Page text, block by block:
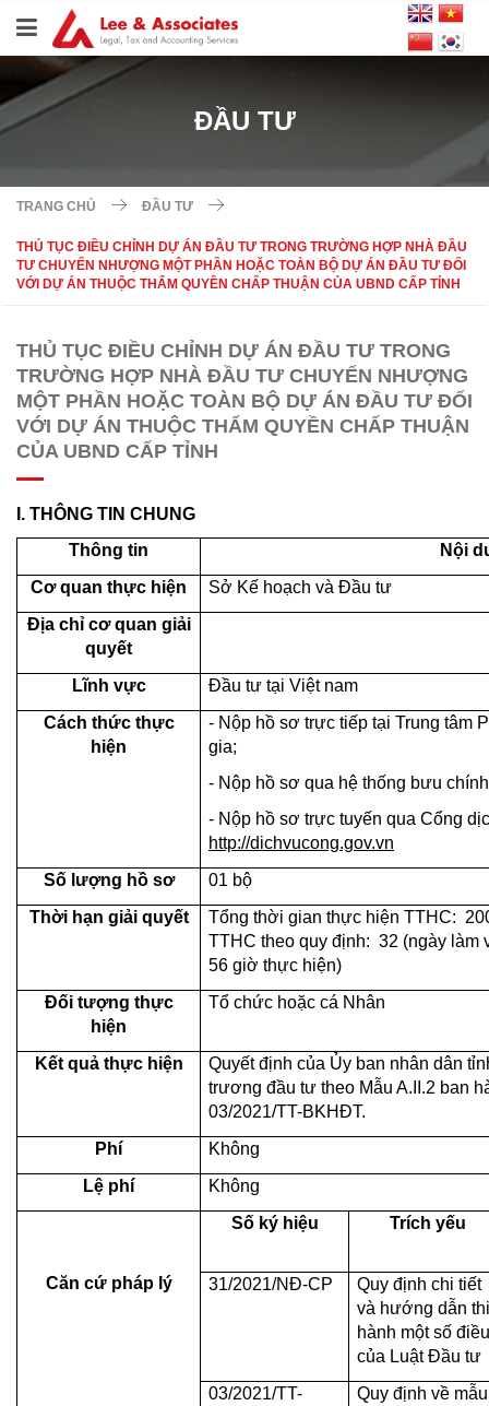
ĐẦU TƯ
TRANG CHỦ ĐẦU TƯ
THỦ TỤC ĐIỀU CHỈNH DỰ ÁN ĐẦU TƯ TRONG TRƯỜNG HỢP NHÀ ĐẦU
TƯ CHUYỂN NHƯỢNG MỘT PHẦN HOẶC TOÀN BỘ DỰ ÁN ĐẦU TƯ ĐỐI
VỚI DỰ ÁN THUỘC THẨM QUYỀN CHẤP THUẬN CỦA UBND CẤP TỈNH
THỦ TỤC ĐIỀU CHỈNH DỰ ÁN ĐẦU TƯ TRONG
TRƯỜNG HỢP NHÀ ĐẦU TƯ CHUYỂN NHƯỢNG
MỘT PHẦN HOẶC TOÀN BỘ DỰ ÁN ĐẦU TƯ ĐỐI
VỚI DỰ ÁN THUỘC THẨM QUYỀN CHẤP THUẬN
CỦA UBND CẤP TỈNH
I. THÔNG TIN CHUNG
Thông tin
Nội
Cơ quan thực hiện
Sở Kế hoạch và Đầu tư
Địa chỉ cơ quan giải
quyết
Lĩnh vực
Đầu tư tại Việt nam
Cách thức thực
hiện
- Nộp hồ sơ trực tiếp tại Trung tâm
gia;
- Nộp hồ sơ qua hệ thống bưu
- Nộp hồ sơ trực tuyến qua Cổng
http://dichvucong.gov.vn
Số lượng hồ sơ
01 bộ
Thời hạn giải quyết
Tổng thời gian thực hiện TTHC:
TTHC theo quy định: 32 (ngày làm
56 giờ thực hiện)
Ðối tượng thực
hiện
Tổ chức hoặc cá Nhân
Kết quả thực hiện
Quyết định của Ủy ban nhân dân
trương đầu tư theo Mẫu A.II.2 ban
03/2021/TT-BKHĐT.
Phí
Không
Lệ phí
Không
Số ký hiệu
Trích yếu
Căn cứ pháp lý 31/2021/NĐ-CP
Quy định chi tiết
và hướng dẫn thi
hành một số điều
của Luật Đầu tư
03/2021/TT-
Quy định về mẫu